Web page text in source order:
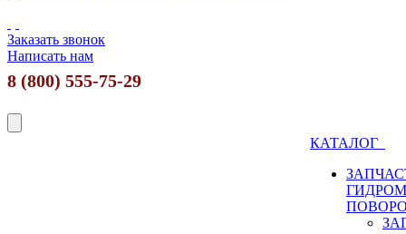
Заказать звонок
Написать нам
8 (800) 555-75-29
КАТАЛОГ